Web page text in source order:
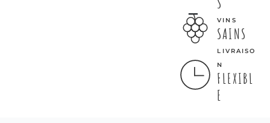
VINS
SAINS
LIVRAISO
N
FLEXIBL
E